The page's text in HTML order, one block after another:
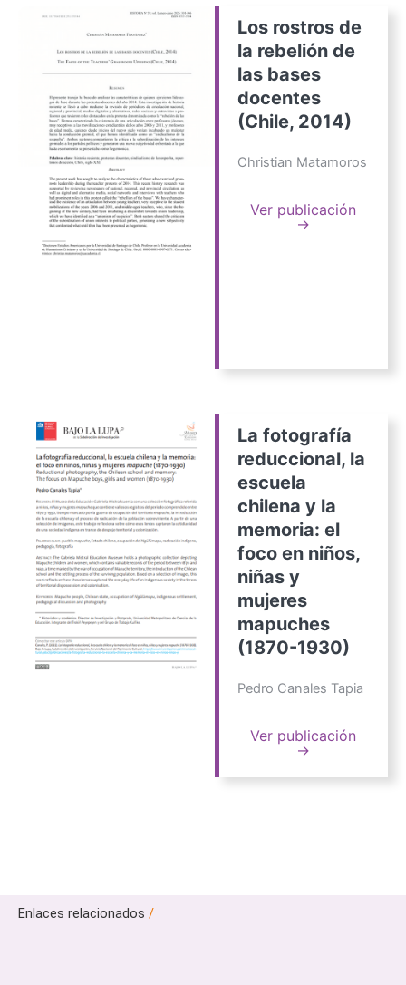
Los rostros de
la rebelión de
las bases
docentes
(Chile, 2014)
Christian Matamoros
Ver publicación
→
La fotografía
reduccional, la
escuela
chilena y la
memoria: el
foco en niños,
niñas y
mujeres
mapuches
(1870-1930)
Pedro Canales Tapia
Ver publicación
→
Enlaces relacionados /